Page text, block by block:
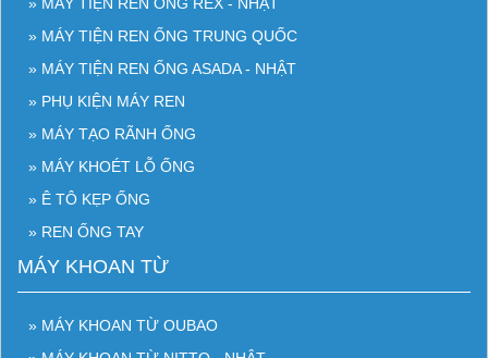
» MÁY TIỆN REN ỐNG REX - NHẬT
» MÁY TIỆN REN ỐNG TRUNG QUỐC
» MÁY TIỆN REN ỐNG ASADA - NHẬT
» PHỤ KIỆN MÁY REN
» MÁY TẠO RÃNH ỐNG
» MÁY KHOÉT LỖ ỐNG
» Ê TÔ KẸP ỐNG
» REN ỐNG TAY
MÁY KHOAN TỪ
» MÁY KHOAN TỪ OUBAO